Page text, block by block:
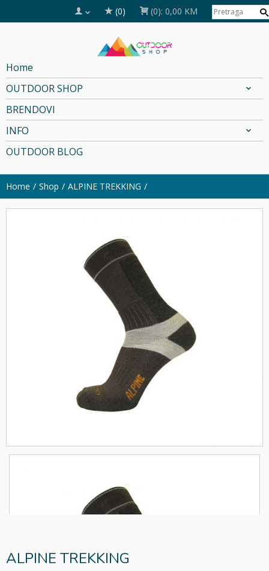
(0) (0): 0,00 KM
Home
OUTDOOR SHOP
BRENDOVI
INFO
OUTDOOR BLOG
Home Shop ALPINE TREKKING
ALPINE TREKKING